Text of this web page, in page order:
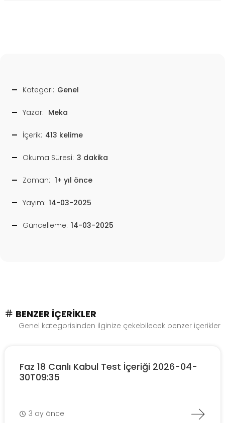
Kategori: Genel
Yazar: Meka
İçerik: 413 kelime
Okuma Süresi: 3 dakika
Zaman: 1+ yıl önce
Yayım: 14-03-2025
Güncelleme: 14-03-2025
BENZER İÇERIKLER
Genel kategorisinden ilginize çekebilecek benzer içerikler
Faz 18 Canlı Kabul Test İçeriği 2026-04-
30T09:35
3 ay önce